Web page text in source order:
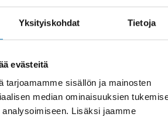
Yksityiskohdat Tietoja
evästeitä
tarjoamamme sisällön ja mainosten
median ominaisuuksien
Lisäksi jaamme